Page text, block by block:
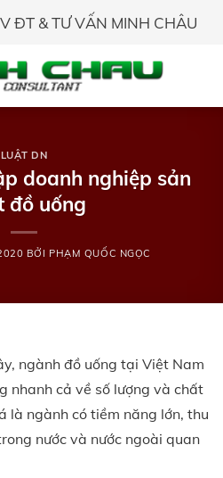
ĐT & TƯ VẤN MINH CHÂU
LUẬT DN
doanh nghiệp sản
đồ uống
BỞI PHẠM QUỐC NGỌC
ngành đồ uống tại Việt Nam
nhanh cả về số lượng và chất
là ngành có tiềm năng lớn, thu
nước và nước ngoài quan